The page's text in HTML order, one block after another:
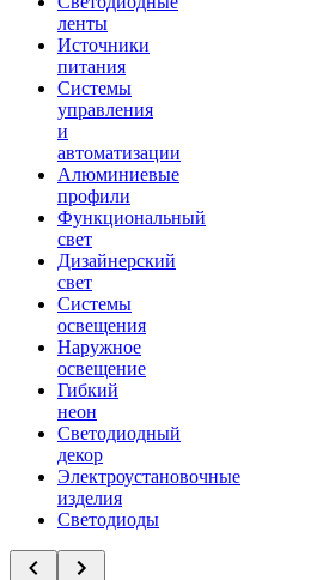
ленты
Источники
питания
Системы
управления
и
автоматизации
Алюминиевые
профили
Функциональный
свет
Дизайнерский
свет
Системы
освещения
Наружное
освещение
Гибкий
неон
Светодиодный
декор
Электроустановочные
изделия
Светодиоды